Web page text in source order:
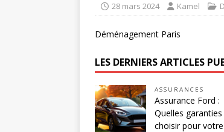
28 mars 2024 Kamel
Déménagement Paris
LES DERNIERS ARTICLES
ASSURANCES
Assurance Ford :
Quelles garanties
choisir pour votre